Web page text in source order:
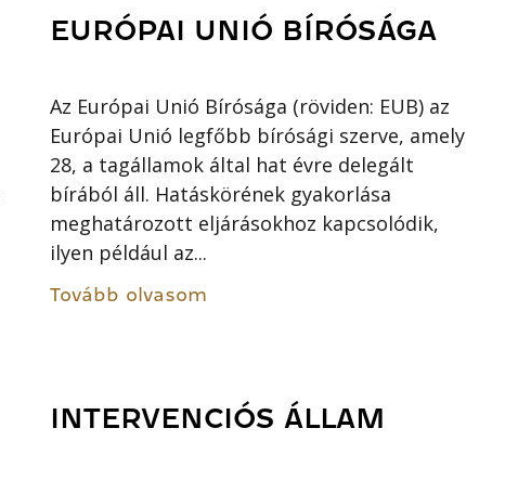
EURÓPAI UNIÓ BÍRÓSÁGA
Az Európai Unió Bírósága (röviden: EUB) az
Európai Unió legfőbb bírósági szerve, amely
28, a tagállamok által hat évre delegált
bírából áll. Hatáskörének gyakorlása
meghatározott eljárásokhoz kapcsolódik,
ilyen például az...
Tovább olvasom
INTERVENCIÓS ÁLLAM